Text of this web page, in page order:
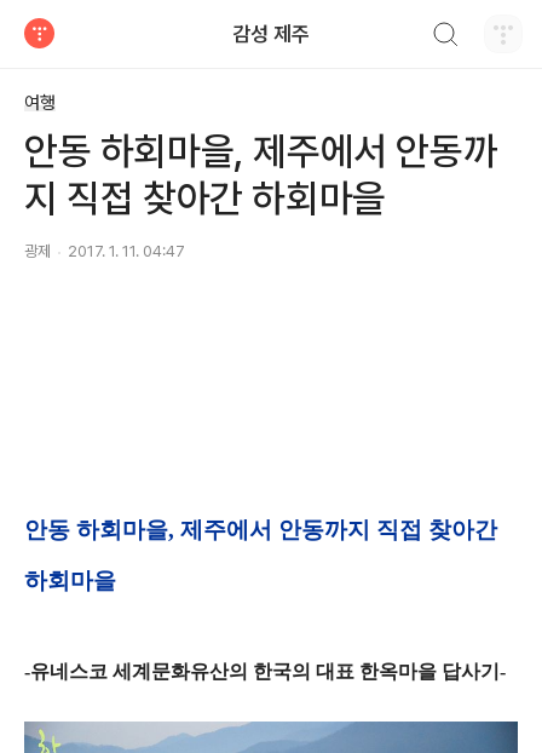
감성 제주
여행
안동 하회마을, 제주에서 안동까
지 직접 찾아간 하회마을
광제 2017. 1. 11. 04:47
안동 하회마을, 제주에서 안동까지 직접 찾아간
하회마을
-유네스코 세계문화유산의 한국의 대표 한옥마을 답사기-